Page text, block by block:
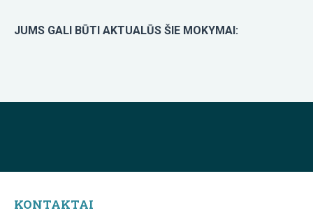
JUMS GALI BŪTI AKTUALŪS ŠIE MOKYMAI:
KONTAKTAI